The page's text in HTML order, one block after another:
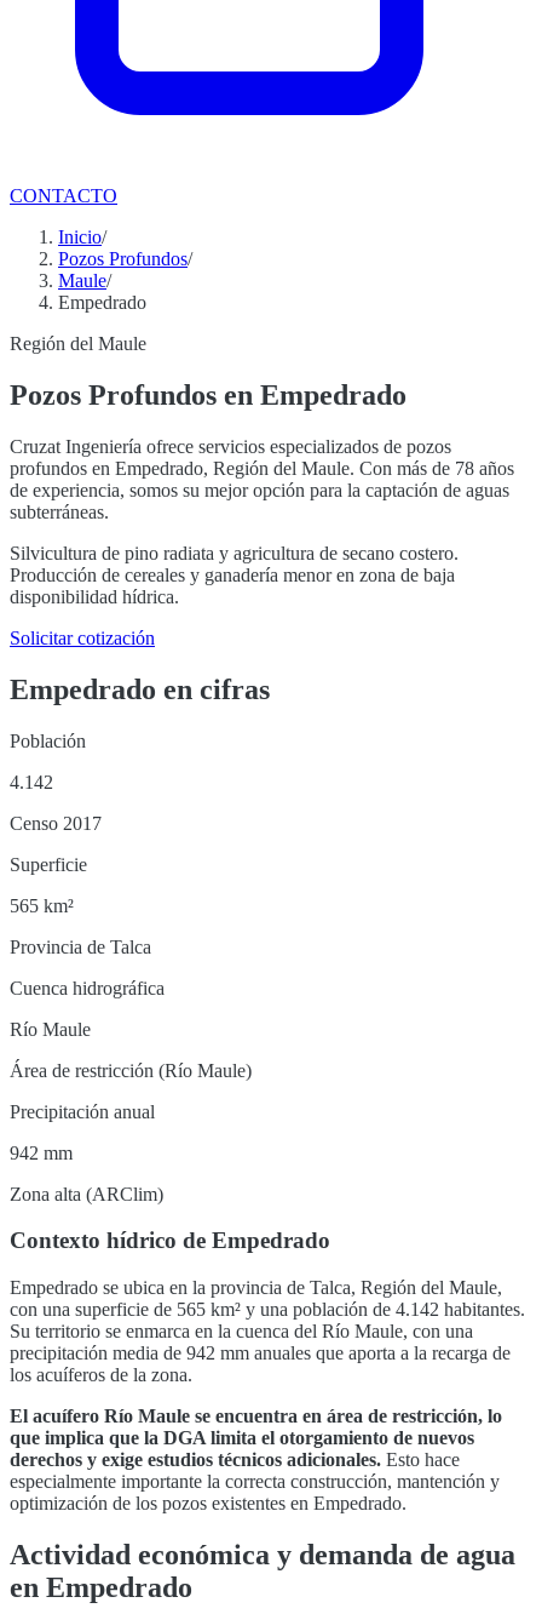
CONTACTO
Inicio/
Pozos Profundos/
Maule/
Empedrado
Región del Maule
Pozos Profundos en Empedrado
Cruzat Ingeniería ofrece servicios especializados de pozos
profundos en Empedrado, Región del Maule. Con más de 78 años
de experiencia, somos su mejor opción para la captación de aguas
subterráneas.
Silvicultura de pino radiata y agricultura de secano costero.
Producción de cereales y ganadería menor en zona de baja
disponibilidad hídrica.
Solicitar cotización
Empedrado en cifras
Población
4.142
Censo 2017
Superficie
565 km²
Provincia de Talca
Cuenca hidrográfica
Río Maule
Área de restricción (Río Maule)
Precipitación anual
942 mm
Zona alta (ARClim)
Contexto hídrico de Empedrado
Empedrado se ubica en la provincia de Talca, Región del Maule,
con una superficie de 565 km² y una población de 4.142 habitantes.
Su territorio se enmarca en la cuenca del Río Maule, con una
precipitación media de 942 mm anuales que aporta a la recarga de
los acuíferos de la zona.
El acuífero Río Maule se encuentra en área de restricción, lo
que implica que la DGA limita el otorgamiento de nuevos
derechos y exige estudios técnicos adicionales. Esto hace
especialmente importante la correcta construcción, mantención y
optimización de los pozos existentes en Empedrado.
Actividad económica y demanda de agua
en Empedrado